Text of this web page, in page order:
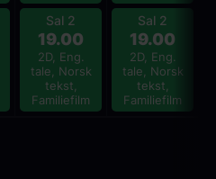
Sal 2
19.00
2D, Eng.
tale, Norsk
tekst,
Familiefilm
Sal 2
19.00
2D, Eng.
tale, Norsk
tekst,
Familiefilm